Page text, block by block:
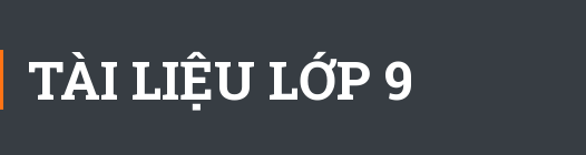
TÀI LIỆU LỚP 9